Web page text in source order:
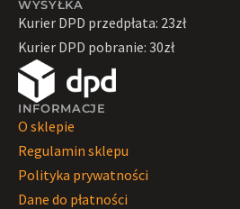
WYSYŁKA
Kurier DPD przedpłata: 23zł
Kurier DPD pobranie: 30zł
INFORMACJE
O sklepie
Regulamin sklepu
Polityka prywatności
Dane do płatności